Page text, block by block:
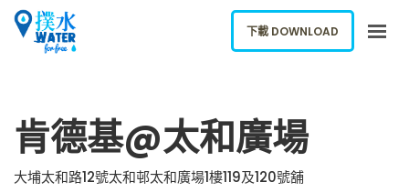
下載應用
網誌
肯德基@太和廣場
大埔太和路12號太和邨太和廣場1樓119及120號舖
下載 DOWNLOAD